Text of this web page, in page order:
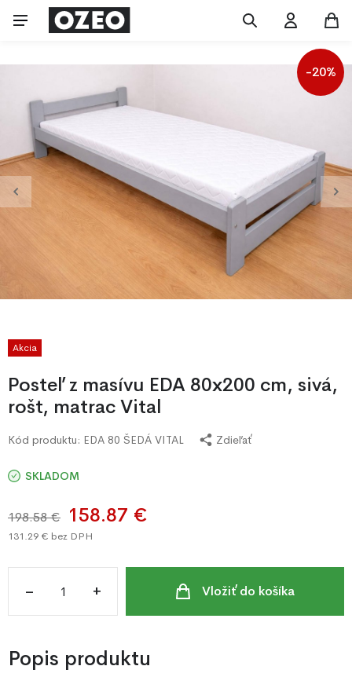
Akcia
-20%
Posteľ z masívu EDA 80x200 cm, sivá,
rošt, matrac Vital
Kód produktu: EDA 80 ŠEDÁ VITAL Zdieľať
SKLADOM
198.58 € 158.87 €
131.29 € bez DPH
– + Vložiť do košíka
Popis produktu